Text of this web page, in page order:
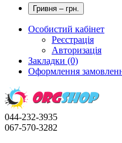
Гривня – грн.
Особистий кабінет
Реєстрація
Авторизація
Закладки (0)
Оформлення
044-232-3935
067-570-3282